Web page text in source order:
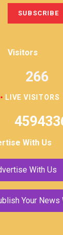
Visitors
LIVE VISITORS
266
With Us
With Us
Your News